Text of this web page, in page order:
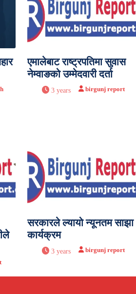
एमालेबाट राष्ट्रपतिमा सुवास
नेम्वाङको उम्मेदवारी दर्ता
3 years birgunj report
सरकारले ल्यायो न्यूनतम साझा
कार्यक्रम
3 years birgunj report